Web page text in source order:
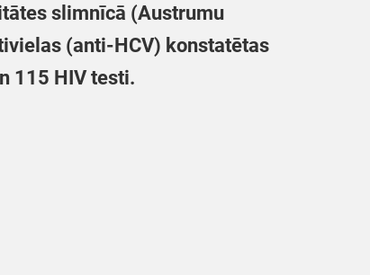
slimnīcā (Austrumu
(anti-HCV) konstatētas
115 HIV testi.